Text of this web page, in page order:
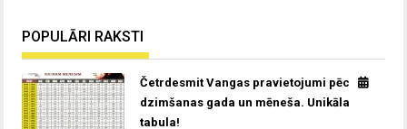
POPULĀRI RAKSTI
Četrdesmit Vangas pravietojumi pēc
dzimšanas gada un mēneša. Unikāla
tabula!